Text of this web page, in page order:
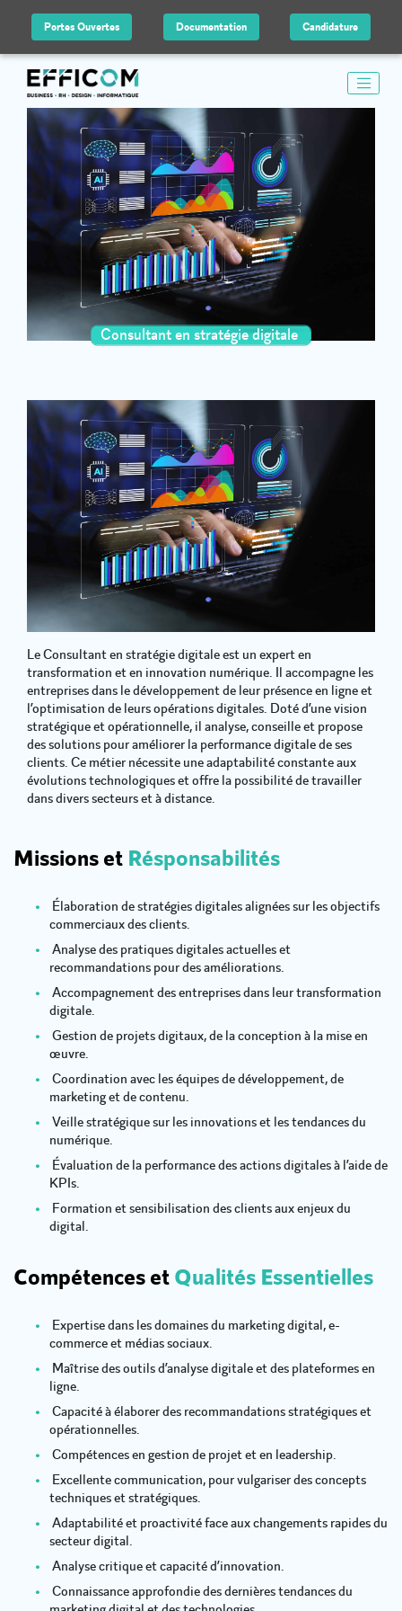
Portes Ouvertes Documentation Candidature
Consultant en stratégie digitale
Le Consultant en stratégie digitale est un expert en
transformation et en innovation numérique. Il accompagne les
entreprises dans le développement de leur présence en ligne et
l’optimisation de leurs opérations digitales. Doté d’une vision
stratégique et opérationnelle, il analyse, conseille et propose
des solutions pour améliorer la performance digitale de ses
clients. Ce métier nécessite une adaptabilité constante aux
évolutions technologiques et offre la possibilité de travailler
dans divers secteurs et à distance.
Missions et Résponsabilités
Élaboration de stratégies digitales alignées sur les objectifs
commerciaux des clients.
Analyse des pratiques digitales actuelles et
recommandations pour des améliorations.
Accompagnement des entreprises dans leur transformation
digitale.
Gestion de projets digitaux, de la conception à la mise en
œuvre.
Coordination avec les équipes de développement, de
marketing et de contenu.
Veille stratégique sur les innovations et les tendances du
numérique.
Évaluation de la performance des actions digitales à l’aide de
KPIs.
Formation et sensibilisation des clients aux enjeux du
digital.
Compétences et Qualités Essentielles
Expertise dans les domaines du marketing digital, e-
commerce et médias sociaux.
Maîtrise des outils d’analyse digitale et des plateformes en
ligne.
Capacité à élaborer des recommandations stratégiques et
opérationnelles.
Compétences en gestion de projet et en leadership.
Excellente communication, pour vulgariser des concepts
techniques et stratégiques.
Adaptabilité et proactivité face aux changements rapides du
secteur digital.
Analyse critique et capacité d’innovation.
Connaissance approfondie des dernières tendances du